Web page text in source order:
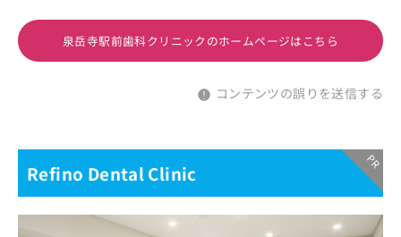
泉岳寺駅前歯科クリニックのホームページはこちら
コンテンツの誤りを送信する
Refino Dental Clinic